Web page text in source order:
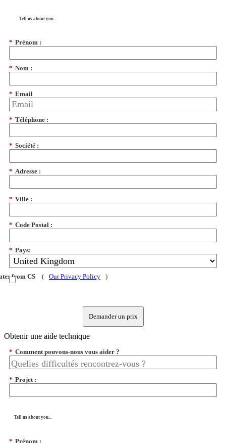
Tell us about you...
* Prénom :
* Nom :
* Email
* Téléphone :
* Société :
* Adresse :
* Ville :
* Code Postal :
* Pays:
from CS ( Our Privacy Policy )
Demander un prix
Obtenir une aide technique
* Comment pouvons-nous vous aider ?
* Projet :
Tell us about you...
* Prénom :